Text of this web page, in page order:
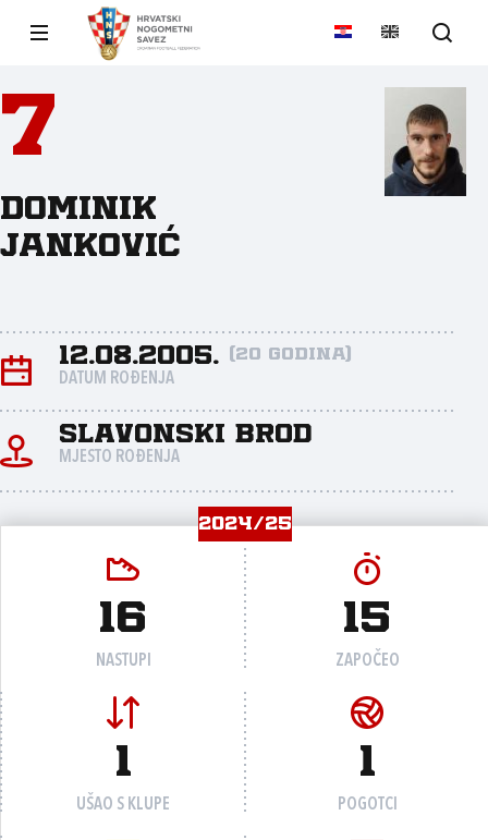
7
Dominik
Janković
12.08.2005. (20 godina)
DATUM ROĐENJA
Slavonski Brod
MJESTO ROĐENJA
2024/25
16
NASTUPI
15
ZAPOČEO
1
UŠAO S KLUPE
1
POGOTCI